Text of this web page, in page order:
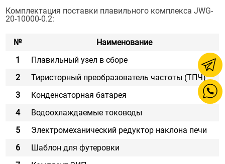
Комплектация поставки плавильного комплекса JWG-
20-10000-0.2:
№
Наименование
1
Плавильный узел в сборе
2
Тиристорный преобразователь частоты (ТПЧ)
3
Конденсаторная батарея
4
Водоохлаждаемые тоководы
5
Электромеханический редуктор наклона печи
6
Шаблон для футеровки